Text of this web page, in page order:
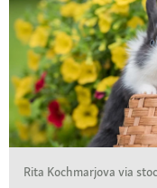
Rita Kochmarjova via